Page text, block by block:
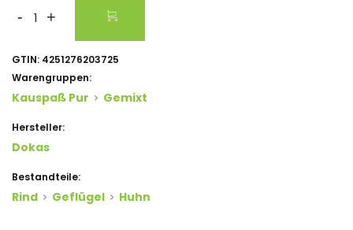
- +
GTIN: 4251276203725
Warengruppen:
Kauspaß Pur Gemixt
Hersteller:
Dokas
Bestandteile:
Rind Geflügel Huhn